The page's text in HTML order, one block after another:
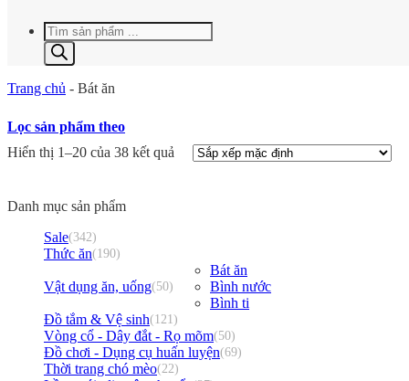
Tìm
kiếm
sản
Trang chủ - Bát ăn
Lọc sản phẩm theo
Hiển thị 1–20 của 38 kết quả
Danh mục sản phẩm
Sale(342)
Thức ăn(190)
Vật dụng ăn, uống(50)
Bát ăn
Bình nước
Bình ti
Đồ tắm & Vệ sinh(121)
Vòng cổ - Dây đắt - Rọ mõm(50)
Đồ chơi - Dụng cụ huấn luyện(69)
Thời trang chó mèo(22)